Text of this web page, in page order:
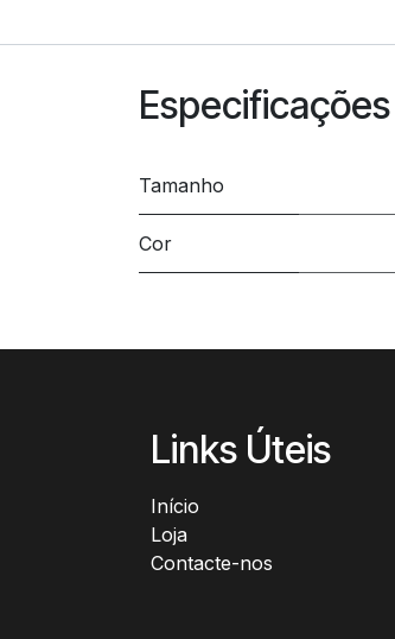
Especificações
Tamanho
Cor
Links Úteis
Início​
Loja
Contacte-nos